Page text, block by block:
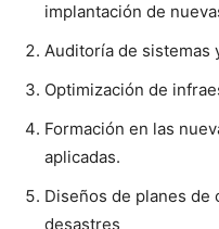
implantación de
Auditoría de sistemas
Optimización de
Formación en las
aplicadas.
Diseños de planes de
desastres